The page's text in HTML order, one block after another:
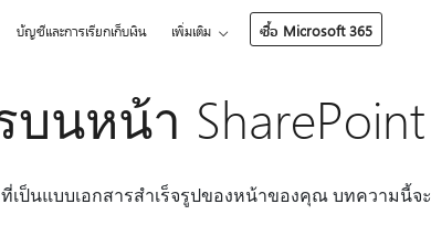
บัญชีและการเรียกเก็บเงิน เพิ่มเติม ซื้อ Microsoft 365
นหน้า SharePoint
เป็นแบบเอกสารสำเร็จรูปของหน้าของคุณ บทความนี้จะ